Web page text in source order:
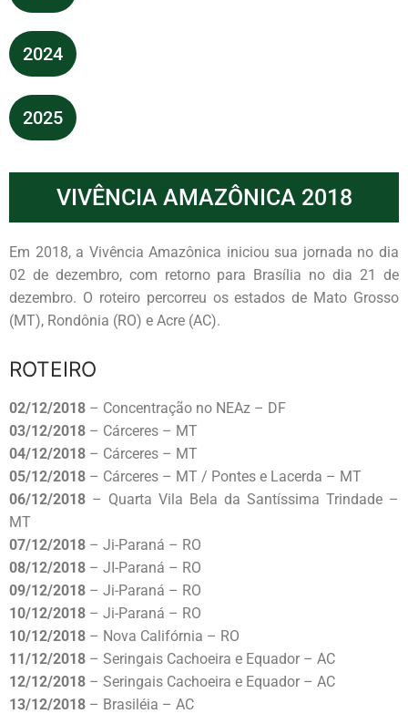
2024
2025
VIVÊNCIA AMAZÔNICA 2018
Em 2018, a Vivência Amazônica iniciou sua jornada no dia
02 de dezembro, com retorno para Brasília no dia 21 de
dezembro. O roteiro percorreu os estados de Mato Grosso
(MT), Rondônia (RO) e Acre (AC).
ROTEIRO
02/12/2018 – Concentração no NEAz – DF
03/12/2018 – Cárceres – MT
04/12/2018 – Cárceres – MT
05/12/2018 – Cárceres – MT / Pontes e Lacerda – MT
06/12/2018 – Quarta Vila Bela da Santíssima Trindade –
MT
07/12/2018 – Ji-Paraná – RO
08/12/2018 – JI-Paraná – RO
09/12/2018 – Ji-Paraná – RO
10/12/2018 – Ji-Paraná – RO
10/12/2018 – Nova Califórnia – RO
11/12/2018 – Seringais Cachoeira e Equador – AC
12/12/2018 – Seringais Cachoeira e Equador – AC
13/12/2018 – Brasiléia – AC